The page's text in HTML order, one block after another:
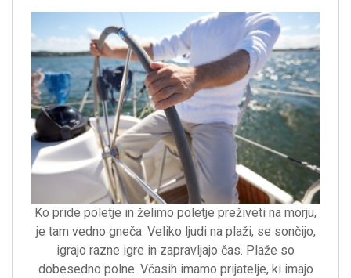
Ko pride poletje in želimo poletje preživeti na morju,
je tam vedno gneča. Veliko ljudi na plaži, se sončijo,
igrajo razne igre in zapravljajo čas. Plaže so
dobesedno polne. Včasih imamo prijatelje, ki imajo